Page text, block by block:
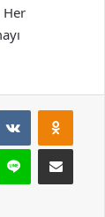
Her
VKontakte
Line E-Posta ile